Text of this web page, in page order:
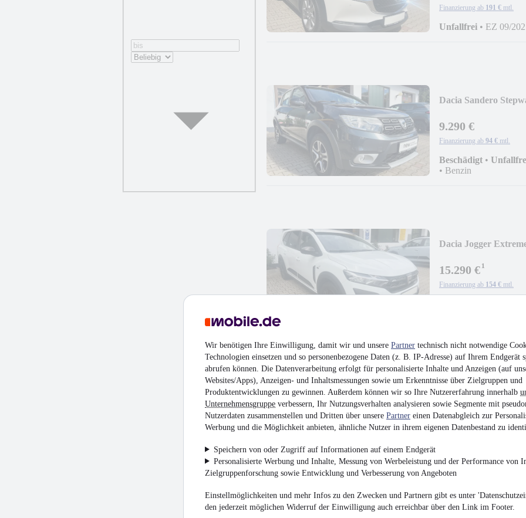
Wir benötigen Ihre Einwilligung, damit wir und unsere Partner technisch nicht notwendige
Technologien einsetzen und so personenbezogene Daten (z. B. IP-Adresse) auf Ihrem Endgerät
abrufen können. Die Datenverarbeitung erfolgt für personalisierte Inhalte und Anzeigen (auf
Websites/Apps), Anzeigen- und Inhaltsmessungen sowie um Erkenntnisse über Zielgruppen und
Produktentwicklungen zu gewinnen. Außerdem können wir so Ihre Nutzererfahrung innerhalb
Unternehmensgruppe verbessern, Ihr Nutzungsverhalten analysieren sowie Segmente mit
Nutzerdaten zusammenstellen und Dritten über unsere Partner einen Datenabgleich zur
Werbung und die Möglichkeit anbieten, ähnliche Nutzer in ihrem eigenen Datenbestand zu
Speichern von oder Zugriff auf Informationen auf einem Endgerät
Personalisierte Werbung und Inhalte, Messung von Werbeleistung und der Performance von
Zielgruppenforschung sowie Entwicklung und Verbesserung von Angeboten
Einstellmöglichkeiten und mehr Infos zu den Zwecken und Partnern gibt es unter
den jederzeit möglichen Widerruf der Einwilligung auch erreichbar über den Link im Footer.
Finanzierung ab 191 € mtl.
Unfallfrei • EZ 09/
Dacia Sandero
9.290 €
Finanzierung ab 94 € mtl.
Beschädigt •
• Benzin
Dacia Jogger
15.290 €¹
Finanzierung ab 154 € mtl.
Opel Astra K Sports
13.990 €
Finanzierung ab 141 € mtl.